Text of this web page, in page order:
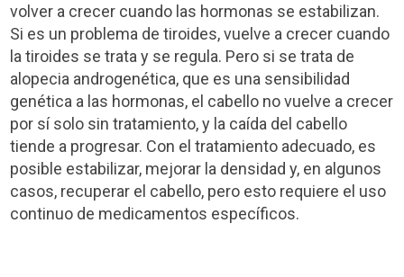
volver a crecer cuando las hormonas se estabilizan.
Si es un problema de tiroides, vuelve a crecer cuando
la tiroides se trata y se regula. Pero si se trata de
alopecia androgenética, que es una sensibilidad
genética a las hormonas, el cabello no vuelve a crecer
por sí solo sin tratamiento, y la caída del cabello
tiende a progresar. Con el tratamiento adecuado, es
posible estabilizar, mejorar la densidad y, en algunos
casos, recuperar el cabello, pero esto requiere el uso
continuo de medicamentos específicos.